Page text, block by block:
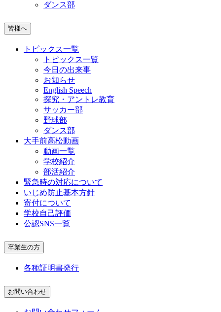
ダンス部
皆様へ
トピックス一覧
トピックス一覧
今日の出来事
お知らせ
English Speech
探究・アントレ教育
サッカー部
野球部
ダンス部
大手前高松動画
動画一覧
学校紹介
部活紹介
緊急時の対応について
いじめ防止基本方針
寄付について
学校自己評価
公認SNS一覧
卒業生の方
各種証明書発行
お問い合わせ